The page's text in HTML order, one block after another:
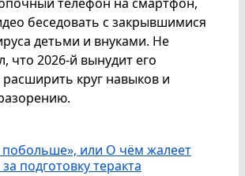
беседовать с закрывшимися
детьми и внуками. Не
что 2026-й вынудит его
круг навыков и
или О чём жалеет
подготовку теракта